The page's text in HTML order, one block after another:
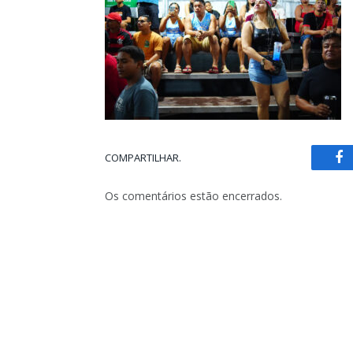
COMPARTILHAR.
Os comentários estão encerrados.